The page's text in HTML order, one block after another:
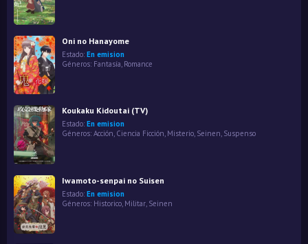
Oni no Hanayome
Estado: En emision
Géneros: Fantasía, Romance
Koukaku Kidoutai (TV)
Estado: En emision
Géneros: Acción, Ciencia Ficción, Misterio, Seinen, Suspenso
Iwamoto-senpai no Suisen
Estado: En emision
Géneros: Historico Militar Seinen